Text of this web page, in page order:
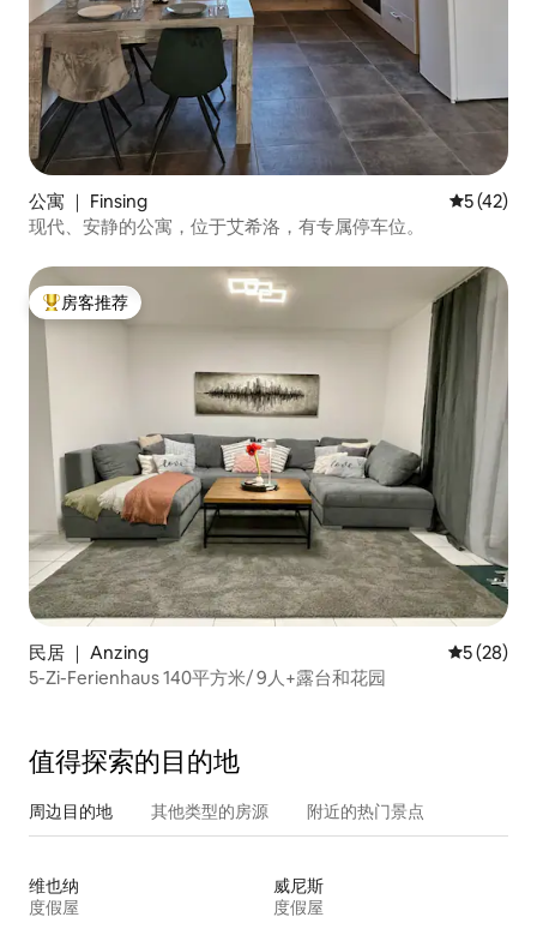
公寓 ｜ Finsing 平均评分
5 (42)
现代、安静的公寓，位于艾希洛，有专属停车位。
热门「房客推荐」
房客推荐
民居 ｜ Anzing 平均评分
5 (28)
5-Zi-Ferienhaus 140平方米/ 9人+露台和花园
值得探索的目的地
周边目的地 其他类型的房源 附近的热门景点
维也纳
度假屋
威尼斯
度假屋